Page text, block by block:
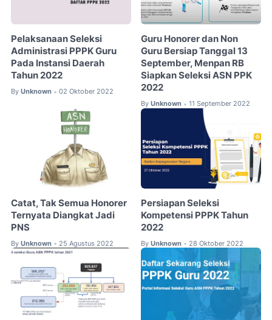
Pelaksanaan Seleksi
Administrasi PPPK Guru
Pada Instansi Daerah
Tahun 2022
By Unknown • 02 Oktober 2022
Guru Honorer dan Non
Guru Bersiap Tanggal 13
September, Menpan RB
Siapkan Seleksi ASN PPK
2022
By Unknown • 11 September 2022
Catat, Tak Semua Honorer
Ternyata Diangkat Jadi
PNS
By Unknown • 25 Agustus 2022
Persiapan Seleksi
Kompetensi PPPK Tahun
2022
By Unknown • 28 Oktober 2022